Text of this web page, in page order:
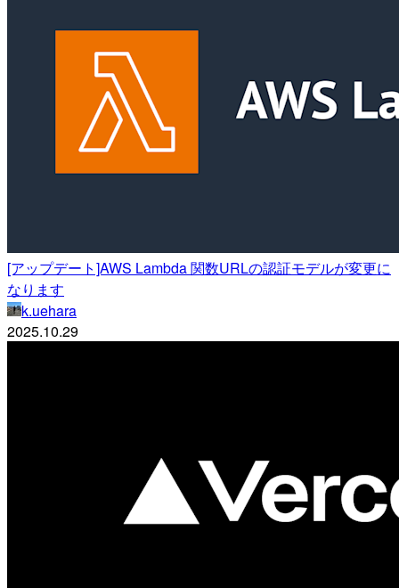
[アップデート]AWS Lambda 関数URLの認証モデルが変更に
なります
k.uehara
2025.10.29